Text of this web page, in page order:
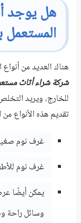
هل يوجد
هناك العديد من
شركة شراء أثاث
للخارج، ويريد
تقديم هذه الأنواع من
غرف نوم
غرف نوم
يمكن أيضًا
وسائل راحة